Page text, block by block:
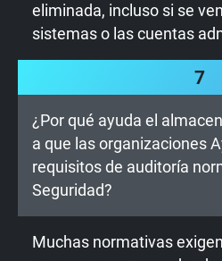
eliminada, incluso si se
sistemas o las cuentas
7
¿Por qué ayuda el
a que las organizaciones
requisitos de auditoría
Seguridad?
Muchas normativas